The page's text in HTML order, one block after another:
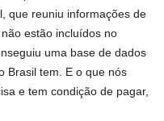
que reuniu informações de
estão incluídos no
uma base de dados
Brasil tem. E o que nós
e tem condição de pagar,